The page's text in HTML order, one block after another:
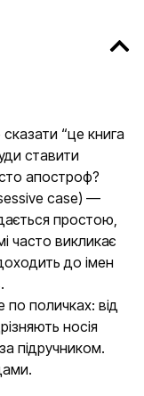
“це книга
ставити
апостроф?
case) —
простою,
часто викликає
до імен
по поличках: від
носія
підручником.